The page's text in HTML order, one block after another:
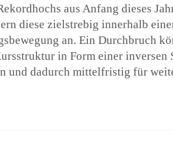
aus Anfang dieses
diese zielstrebig innerhalb
an. Ein Durchbruch
in Form einer inversen
und dadurch mittelfristig für